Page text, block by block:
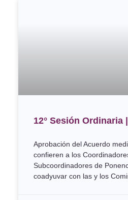
12° Sesión Ordinaria
Aprobación del Acuerdo
confieren a los
Subcoordinadores de
coadyuvar con las y los